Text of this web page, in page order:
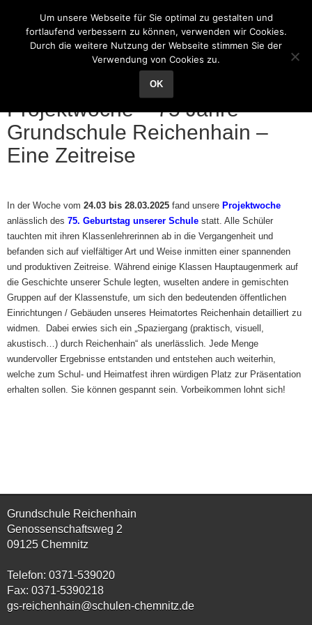
02Apr.
Projektwoche – 75 Jahre
Grundschule Reichenhain –
Eine Zeitreise
In der Woche vom 24.03 bis 28.03.2025 fand unsere Projektwoche
anlässlich des 75. Geburtstag unserer Schule statt. Alle Schüler
tauchten mit ihren Klassenlehrerinnen ab in die Vergangenheit und
befanden sich auf vielfältiger Art und Weise inmitten einer spannenden
und produktiven Zeitreise. Während einige Klassen Hauptaugenmerk auf
die Geschichte unserer Schule legten, wuselten andere in gemischten
Gruppen auf der Klassenstufe, um sich den bedeutenden öffentlichen
Einrichtungen / Gebäuden unseres Heimatortes Reichenhain detailliert zu
widmen. Dabei erwies sich ein „Spaziergang (praktisch, visuell,
akustisch…) durch Reichenhain“ als unerlässlich. Jede Menge
wundervoller Ergebnisse entstanden und entstehen auch weiterhin,
welche zum Schul- und Heimatfest ihren würdigen Platz zur Präsentation
erhalten sollen. Sie können gespannt sein. Vorbeikommen lohnt sich!
Grundschule Reichenhain
Genossenschaftsweg 2
09125 Chemnitz
Telefon: 0371-539020
Fax: 0371-5390218
gs-reichenhain@schulen-chemnitz.de
Grundschule Reichenhain
Um unsere Webseite für Sie optimal zu gestalten und
fortlaufend verbessern zu können, verwenden wir Cookies.
Durch die weitere Nutzung der Webseite stimmen Sie der
Verwendung von Cookies zu.
OK